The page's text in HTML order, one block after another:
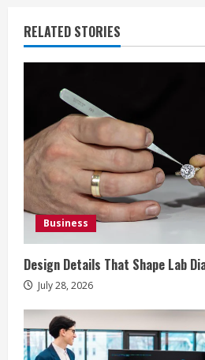
n
R
e
a
d
i
n
g
RELATED STORIES
Business
Design Details That Shape Lab
July 28, 2026